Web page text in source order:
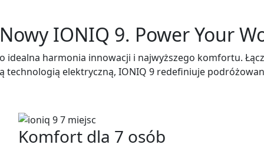
Nowy IONIQ 9. Power Your
idealna harmonia innowacji i najwyższego komfortu.
technologią elektryczną, IONIQ 9 redefiniuje
Komfort dla 7 osób